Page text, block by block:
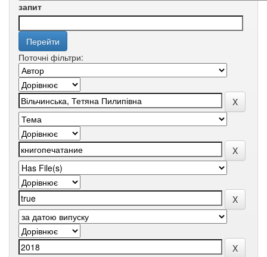
запит
Поточні фільтри: